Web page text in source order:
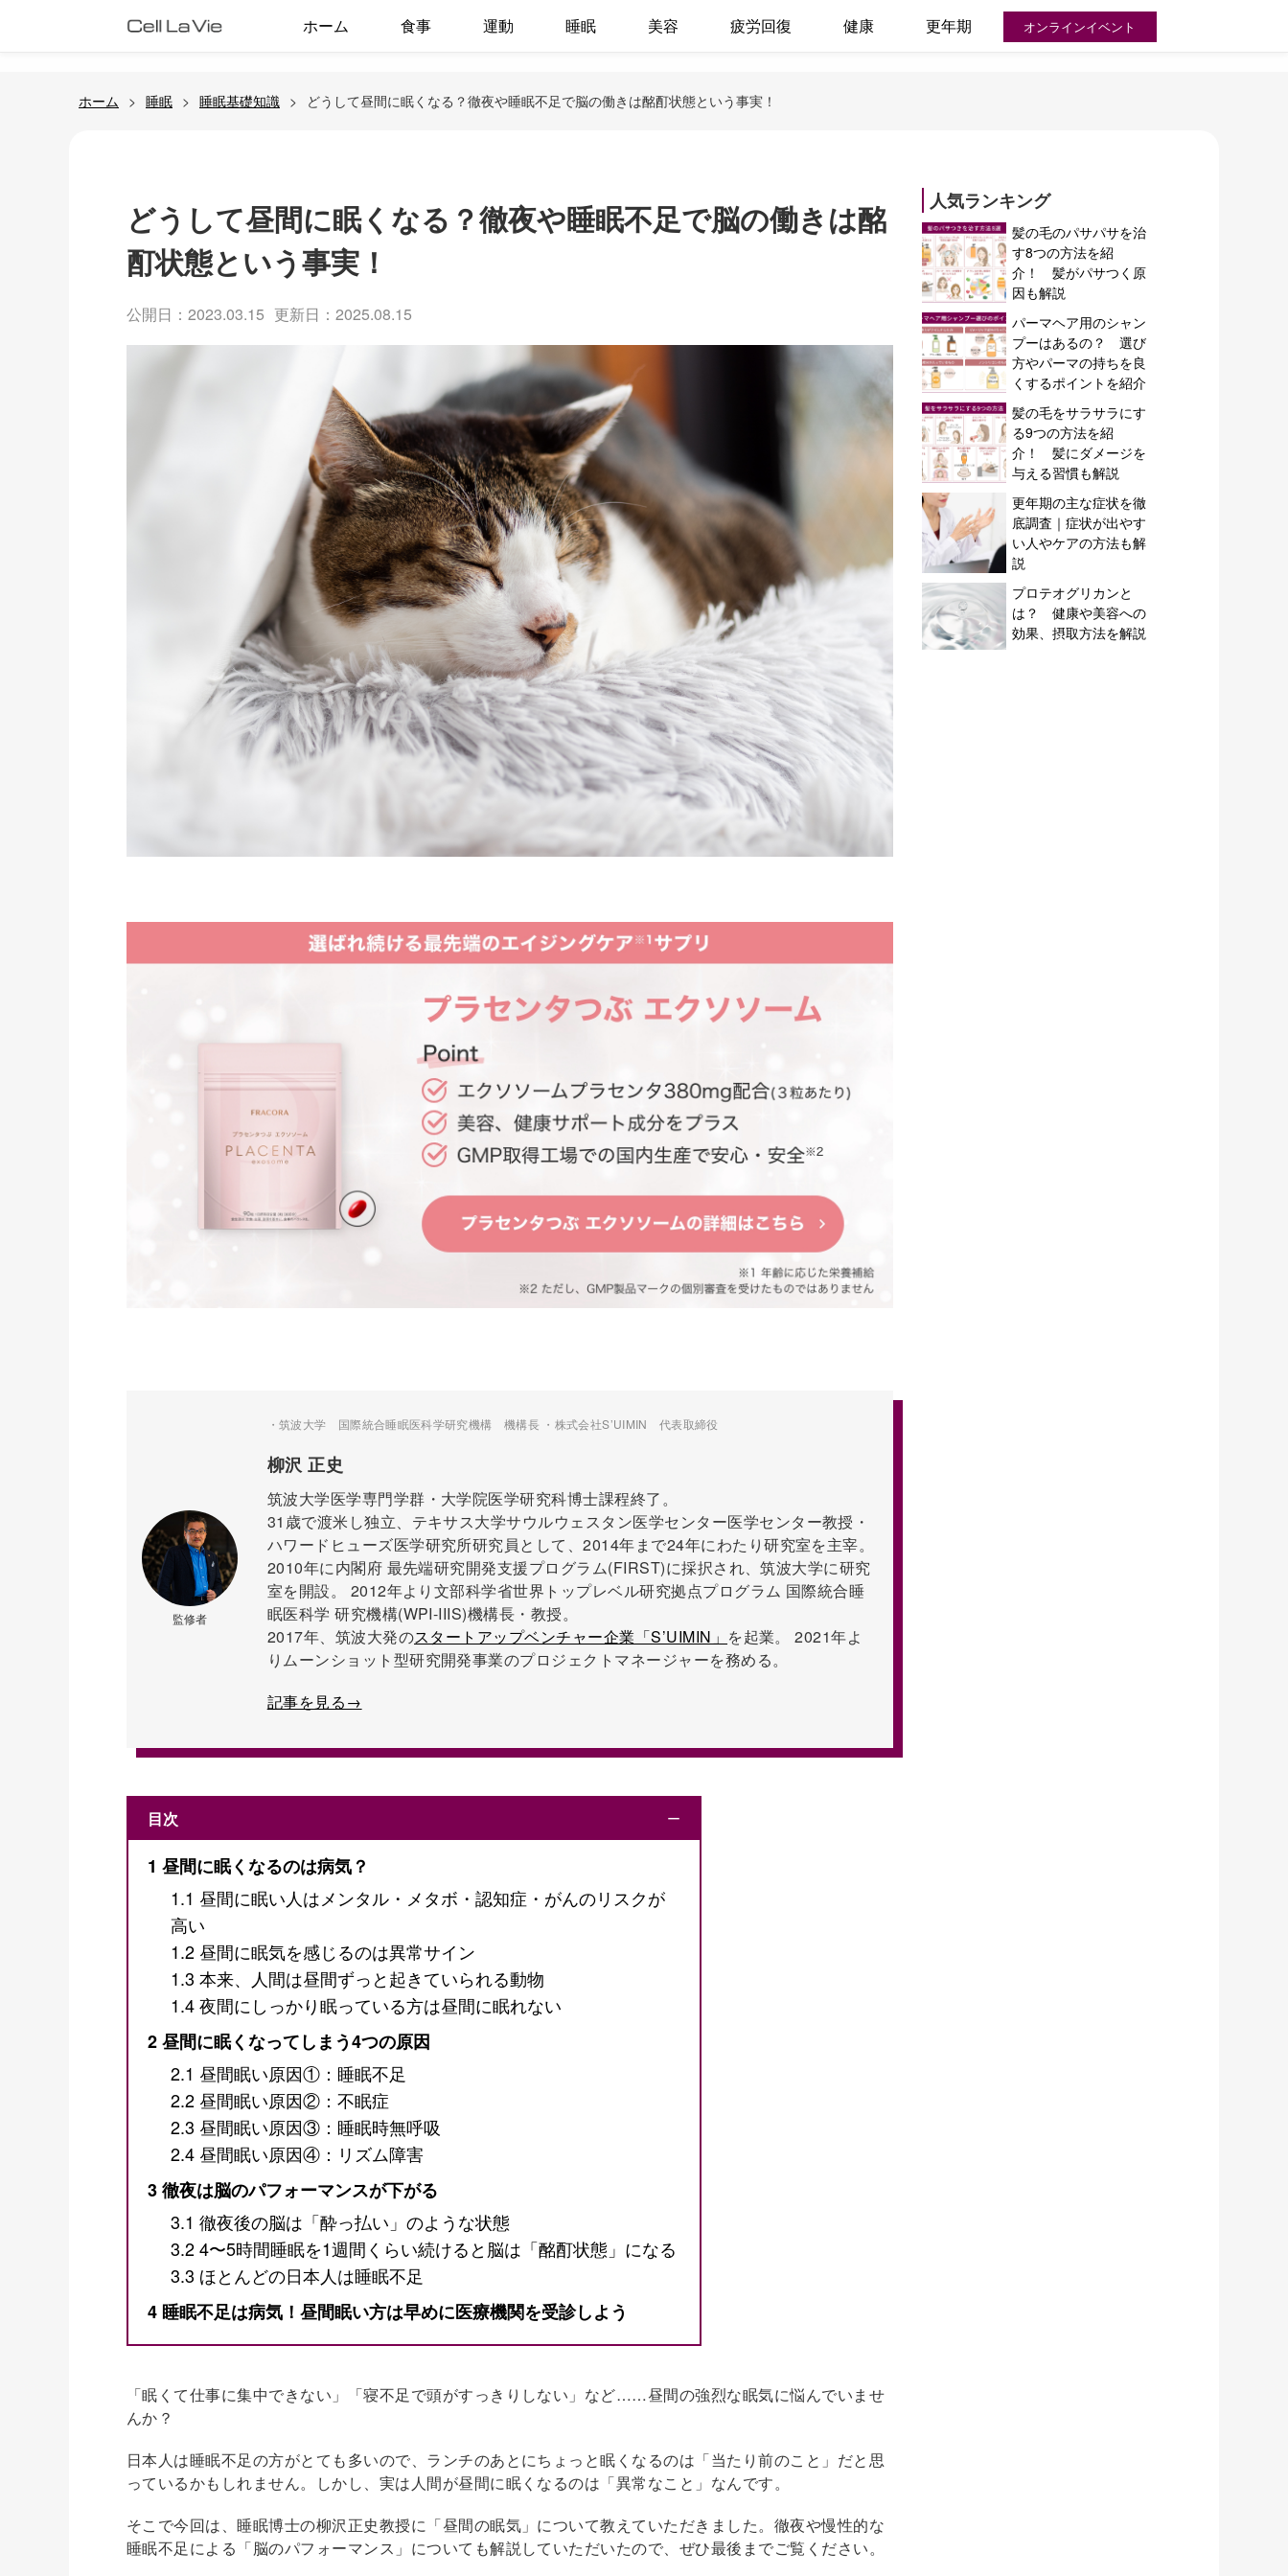
ホーム 食事 運動 睡眠 美容 疲労回復 健康 更年期 オンラインイベント
ホーム 睡眠 睡眠基礎知識 どうして昼間に眠くなる？徹夜や睡眠不足で脳の働きは酩酊状態という事実！
どうして昼間に眠くなる？徹夜や睡眠不足で脳の働きは酩
酊状態という事実！
公開日：2023.03.15 更新日：2025.08.15
監修者
・筑波大学 国際統合睡眠医科学研究機構 機構長 ・株式会社S’UIMIN 代表取締役
柳沢 正史
筑波大学医学専門学群・大学院医学研究科博士課程終了。
31歳で渡米し独立、テキサス大学サウルウェスタン医学センター医学センター教授・
ハワードヒューズ医学研究所研究員として、2014年まで24年にわたり研究室を主宰。
2010年に内閣府 最先端研究開発支援プログラム(FIRST)に採択され、筑波大学に研究
室を開設。 2012年より文部科学省世界トップレベル研究拠点プログラム 国際統合睡
眠医科学 研究機構(WPI-IIIS)機構長・教授。
2017年、筑波大発のスタートアップベンチャー企業「S’UIMIN」 を起業。 2021年よ
りムーンショット型研究開発事業のプロジェクトマネージャーを務める。
記事を見る→
目次 ー
1 昼間に眠くなるのは病気？
1.1 昼間に眠い人はメンタル・メタボ・認知症・がんのリスクが
高い
1.2昼間に眠気を感じるのは異常サイン
1.3 本来、人間は昼間ずっと起きていられる動物
1.4夜間にしっかり眠っている方は昼間に眠れない
2昼間に眠くなってしまう4つの原因
2.1 昼間眠い原因①：睡眠不足
2.2昼間眠い原因②：不眠症
2.3 昼間眠い原因③：睡眠時無呼吸
2.4昼間眠い原因④：リズム障害
3徹夜は脳のパフォーマンスが下がる
3.1 徹夜後の脳は「酔っ払い」のような状態
3.24〜5時間睡眠を1週間くらい続けると脳は「酩酊状態」になる
3.3 ほとんどの日本人は睡眠不足
4睡眠不足は病気！昼間眠い方は早めに医療機関を受診しよう
「眠くて仕事に集中できない」「寝不足で頭がすっきりしない」など……昼間の強烈な眠気に悩んでいませ
んか？
日本人は睡眠不足の方がとても多いので、ランチのあとにちょっと眠くなるのは「当たり前のこと」だと思
っているかもしれません。しかし、実は人間が昼間に眠くなるのは「異常なこと」なんです。
そこで今回は、睡眠博士の柳沢正史教授に「昼間の眠気」について教えていただきました。徹夜や慢性的な
睡眠不足による「脳のパフォーマンス」についても解説していただいたので、ぜひ最後までご覧ください。
人気ランキング
髪の毛のパサパサを治
す8つの方法を紹
介！ 髪がパサつく原
因も解説
パーマヘア用のシャン
プーはあるの？ 選び
方やパーマの持ちを良
くするポイントを紹介
髪の毛をサラサラにす
る9つの方法を紹
介！ 髪にダメージを
与える習慣も解説
更年期の主な症状を徹
底調査｜症状が出やす
い人やケアの方法も解
説
プロテオグリカンと
は？ 健康や美容への
効果、摂取方法を解説